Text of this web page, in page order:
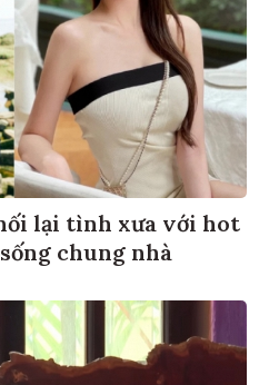
lại tình xưa với hot
chung nhà